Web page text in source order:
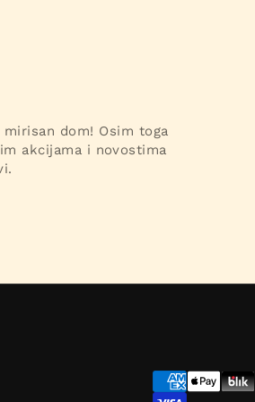
dom! Osim toga
akcijama i novostima